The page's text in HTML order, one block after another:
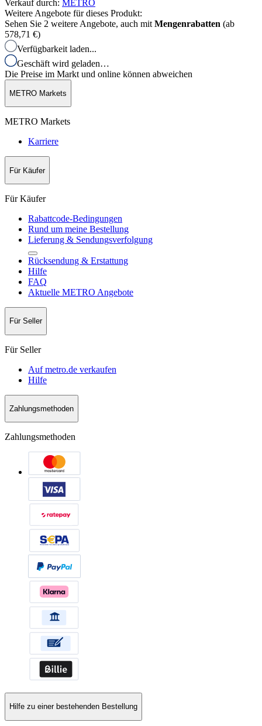
Verkauf durch: METRO
Weitere Angebote für dieses Produkt:
Sehen Sie 2 weitere Angebote, auch mit Mengenrabatten (ab
578,71 €)
Verfügbarkeit laden...
Geschäft wird geladen…
Die Preise im Markt und online können abweichen
METRO Markets
METRO Markets
Karriere
Für Käufer
Für Käufer
Rabattcode-Bedingungen
Rund um meine Bestellung
Lieferung & Sendungsverfolgung
Rücksendung & Erstattung
Hilfe
FAQ
Aktuelle METRO Angebote
Für Seller
Für Seller
Auf metro.de verkaufen
Hilfe
Zahlungsmethoden
Zahlungsmethoden
Hilfe zu einer bestehenden Bestellung